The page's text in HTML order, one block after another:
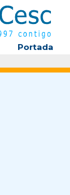
Portada